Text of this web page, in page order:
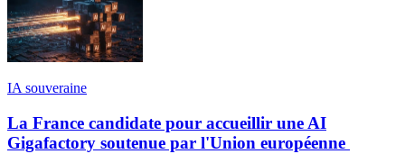
IA souveraine
La France candidate pour accueillir une AI
Gigafactory soutenue par l'Union européenne